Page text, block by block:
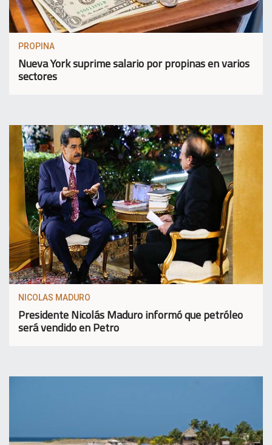
PROPINA
Nueva York suprime salario por propinas en varios
sectores
NICOLAS MADURO
Presidente Nicolás Maduro informó que petróleo
será vendido en Petro